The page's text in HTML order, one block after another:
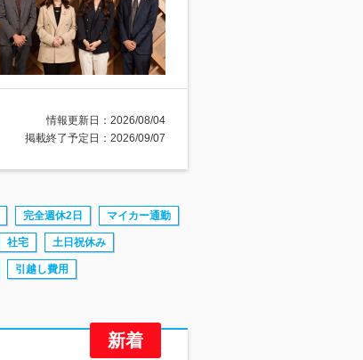
情報更新日：2026/08/04
掲載終了予定日：2026/09/07
完全週休2日 マイカー通勤
社宅 土日祝休み
引越し費用